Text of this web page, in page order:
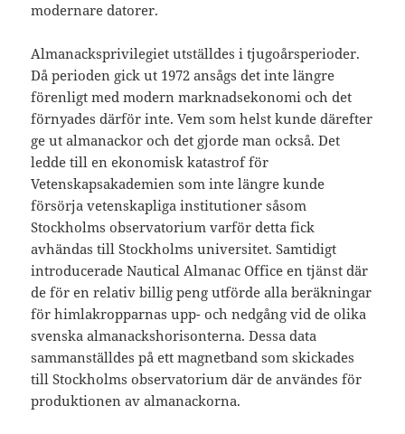
modernare datorer.
Almanacksprivilegiet utställdes i tjugoårsperioder.
Då perioden gick ut 1972 ansågs det inte längre
förenligt med modern marknadsekonomi och det
förnyades därför inte. Vem som helst kunde därefter
ge ut almanackor och det gjorde man också. Det
ledde till en ekonomisk katastrof för
Vetenskapsakademien som inte längre kunde
försörja vetenskapliga institutioner såsom
Stockholms observatorium varför detta fick
avhändas till Stockholms universitet. Samtidigt
introducerade Nautical Almanac Office en tjänst där
de för en relativ billig peng utförde alla beräkningar
för himlakropparnas upp- och nedgång vid de olika
svenska almanackshorisonterna. Dessa data
sammanställdes på ett magnetband som skickades
till Stockholms observatorium där de användes för
produktionen av almanackorna.